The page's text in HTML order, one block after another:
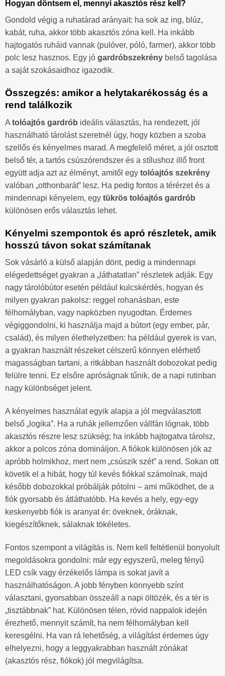
Hogyan döntsem el, mennyi akasztós rész kell?
Gondold végig a ruhatárad arányait: ha sok az ing, blúz,
kabát, ruha, akkor több akasztós zóna kell. Ha inkább
hajtogatós ruháid vannak (pulóver, póló, farmer), akkor több
polc lesz hasznos. Egy jó gardróbszekrény belső tagolása
a saját szokásaidhoz igazodik.
Összegzés: amikor a helytakarékosság és a
rend találkozik
A tolóajtós gardrób ideális választás, ha rendezett, jól
használható tárolást szeretnél úgy, hogy közben a szoba
szellős és kényelmes marad. A megfelelő méret, a jól osztott
belső tér, a tartós csúszórendszer és a stílushoz illő front
együtt adja azt az élményt, amitől egy tolóajtós szekrény
valóban „otthonbarát” lesz. Ha pedig fontos a térérzet és a
mindennapi kényelem, egy tükrös tolóajtós gardrób
különösen erős választás lehet.
Kényelmi szempontok és apró részletek, amik
hosszú távon sokat számítanak
Sok vásárló a külső alapján dönt, pedig a mindennapi
elégedettséget gyakran a „láthatatlan” részletek adják. Egy
nagy tárolóbútor esetén például kulcskérdés, hogyan és
milyen gyakran pakolsz: reggel rohanásban, este
félhomályban, vagy napközben nyugodtan. Érdemes
végiggondolni, ki használja majd a bútort (egy ember, pár,
család), és milyen élethelyzetben: ha például gyerek is van,
a gyakran használt részeket célszerű könnyen elérhető
magasságban tartani, a ritkábban használt dobozokat pedig
felülre tenni. Ez elsőre apróságnak tűnik, de a napi rutinban
nagy különbséget jelent.
A kényelmes használat egyik alapja a jól megválasztott
belső „logika”. Ha a ruhák jellemzően vállfán lógnak, több
akasztós részre lesz szükség; ha inkább hajtogatva tárolsz,
akkor a polcos zóna domináljon. A fiókok különösen jók az
apróbb holmikhoz, mert nem „csúszik szét” a rend. Sokan ott
követik el a hibát, hogy túl kevés fiókkal számolnak, majd
később dobozokkal próbálják pótolni – ami működhet, de a
fiók gyorsabb és átláthatóbb. Ha kevés a hely, egy-egy
keskenyebb fiók is aranyat ér: öveknek, óráknak,
kiegészítőknek, sálaknak tökéletes.
Fontos szempont a világítás is. Nem kell feltétlenül bonyolult
megoldásokra gondolni: már egy egyszerű, meleg fényű
LED csík vagy érzékelős lámpa is sokat javít a
használhatóságon. A jobb fényben könnyebb színt
választani, gyorsabban összeáll a napi öltözék, és a tér is
„tisztábbnak” hat. Különösen télen, rövid nappalok idején
érezhető, mennyit számít, ha nem félhomályban kell
keresgélni. Ha van rá lehetőség, a világítást érdemes úgy
elhelyezni, hogy a leggyakrabban használt zónákat
(akasztós rész, fiókok) jól megvilágítsa.